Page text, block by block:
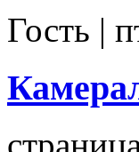
Гость |